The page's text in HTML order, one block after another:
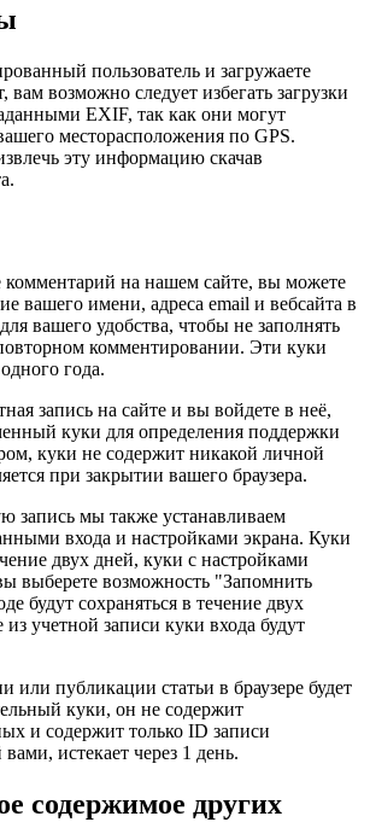
пользователь и загружаете
вам возможно следует избегать загрузки
EXIF, так как они могут
месторасположения по GPS.
эту информацию скачав
комментарий на нашем сайте, вы можете
вашего имени, адреса email и вебсайта в
вашего удобства, чтобы не заполнять
комментировании. Эти куки
года.
запись на сайте и вы войдете в неё,
куки для определения поддержки
куки не содержит никакой личной
при закрытии вашего браузера.
запись мы также устанавливаем
входа и настройками экрана. Куки
двух дней, куки с настройками
выберете возможность "Запомнить
будут сохраняться в течение двух
учетной записи куки входа будут
или публикации статьи в браузере будет
куки, он не содержит
и содержит только ID записи
истекает через 1 день.
содержимое других